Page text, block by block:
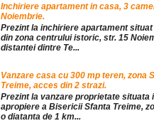
Inchiriere apartament in casa, 3
Noiembrie.
Prezint la inchiriere apartament
din zona centrului istoric, str. 15
distantei dintre Te...
Vanzare casa cu 300 mp teren, zona
Treime, acces din 2 strazi.
Prezint la vanzare proprietate situata
apropiere a Bisericii Sfanta Treime,
o diatanta de 1 km...